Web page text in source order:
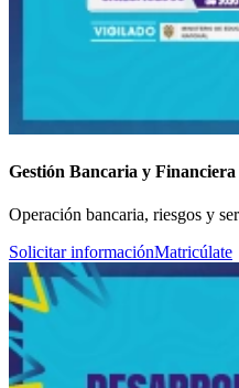
Gestión Bancaria y Financiera
Operación bancaria, riesgos y
Solicitar informaciónMatricúlate